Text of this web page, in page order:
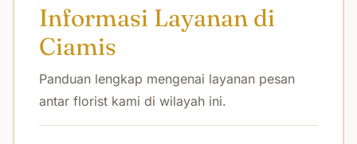
Informasi Layanan di
Ciamis
Panduan lengkap mengenai layanan pesan
antar florist kami di wilayah ini.